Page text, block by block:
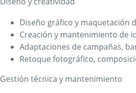
Diseño gráfico y maquetación
Creación y mantenimiento de
Adaptaciones de campañas,
Retoque fotográfico,
Gestión técnica y mantenimiento